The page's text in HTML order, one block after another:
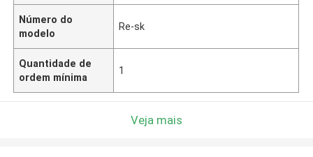
Número do
modelo
Re-sk
Quantidade de
ordem mínima
1
Veja mais